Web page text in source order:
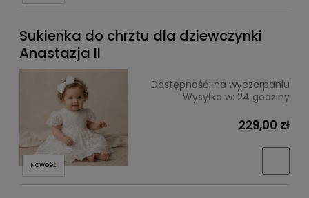
Sukienka do chrztu dla dziewczynki
Anastazja II
Dostępność: na wyczerpaniu
Wysyłka w: 24 godziny
229,00 zł
NOWOŚĆ